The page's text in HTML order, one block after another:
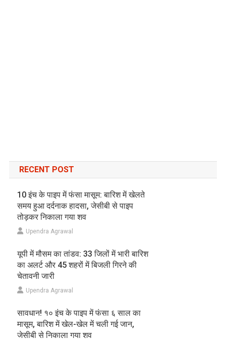
RECENT POST
10 इंच के पाइप में फंसा मासूम: बारिश में खेलते
समय हुआ दर्दनाक हादसा, जेसीबी से पाइप
तोड़कर निकाला गया शव
Upendra Agrawal
यूपी में मौसम का तांडव: 33 जिलों में भारी बारिश
का अलर्ट और 45 शहरों में बिजली गिरने की
चेतावनी जारी
Upendra Agrawal
सावधान! १० इंच के पाइप में फंसा ६ साल का
मासूम, बारिश में खेल-खेल में चली गई जान,
जेसीबी से निकाला गया शव